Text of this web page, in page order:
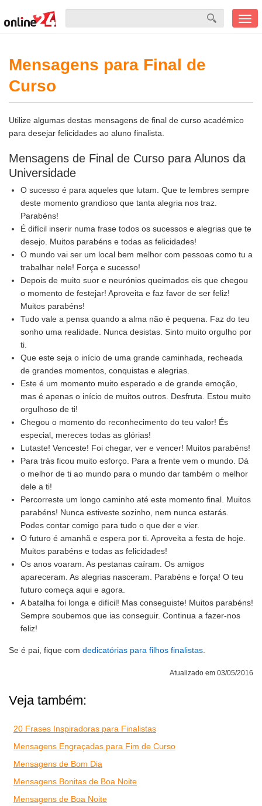
Mensagens para Final de
Curso
Utilize algumas destas mensagens de final de curso académico
para desejar felicidades ao aluno finalista.
Mensagens de Final de Curso para Alunos da
Universidade
O sucesso é para aqueles que lutam. Que te lembres sempre
deste momento grandioso que tanta alegria nos traz.
Parabéns!
É difícil inserir numa frase todos os sucessos e alegrias que te
desejo. Muitos parabéns e todas as felicidades!
O mundo vai ser um local bem melhor com pessoas como tu a
trabalhar nele! Força e sucesso!
Depois de muito suor e neurónios queimados eis que chegou
o momento de festejar! Aproveita e faz favor de ser feliz!
Muitos parabéns!
Tudo vale a pensa quando a alma não é pequena. Faz do teu
sonho uma realidade. Nunca desistas. Sinto muito orgulho por
ti.
Que este seja o início de uma grande caminhada, recheada
de grandes momentos, conquistas e alegrias.
Este é um momento muito esperado e de grande emoção,
mas é apenas o início de muitos outros. Desfruta. Estou muito
orgulhoso de ti!
Chegou o momento do reconhecimento do teu valor! És
especial, mereces todas as glórias!
Lutaste! Venceste! Foi chegar, ver e vencer! Muitos parabéns!
Para trás ficou muito esforço. Para a frente vem o mundo. Dá
o melhor de ti ao mundo para o mundo dar também o melhor
dele a ti!
Percorreste um longo caminho até este momento final. Muitos
parabéns! Nunca estiveste sozinho, nem nunca estarás.
Podes contar comigo para tudo o que der e vier.
O futuro é amanhã e espera por ti. Aproveita a festa de hoje.
Muitos parabéns e todas as felicidades!
Os anos voaram. As pestanas caíram. Os amigos
apareceram. As alegrias nasceram. Parabéns e força! O teu
futuro começa aqui e agora.
A batalha foi longa e difícil! Mas conseguiste! Muitos parabéns!
Sempre soubemos que ias conseguir. Continua a fazer-nos
feliz!
Se é pai, fique com dedicatórias para filhos finalistas
Atualizado em 03/05/2016
Veja também:
20 Frases Inspiradoras para Finalistas
Mensagens Engraçadas para Fim de Curso
Mensagens de Bom Dia
Mensagens Bonitas de Boa Noite
Mensagens de Boa Noite